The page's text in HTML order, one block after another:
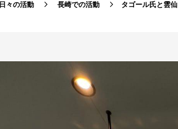
日々の活動 長崎での活動 タゴール氏と雲仙